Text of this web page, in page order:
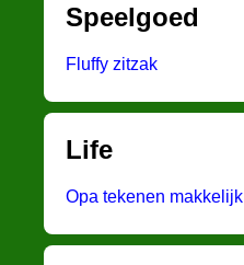
Speelgoed
Fluffy zitzak
Life
Opa tekenen makkelijk